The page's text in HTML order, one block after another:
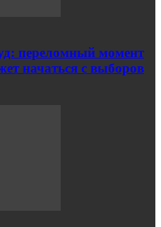
переломный момент
начаться с выборов